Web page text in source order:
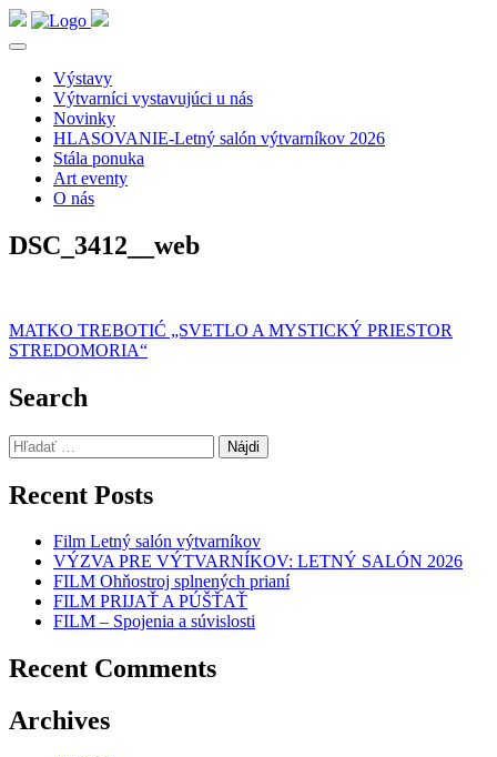
Výstavy
Výtvarníci vystavujúci u nás
Novinky
HLASOVANIE-Letný salón výtvarníkov 2026
Stála ponuka
Art eventy
O nás
DSC_3412__web
Navigácia
v
článku
MATKO TREBOTIĆ „SVETLO A MYSTICKÝ PRIESTOR
STREDOMORIA“
Search
Hľadať:
Recent Posts
Film Letný salón výtvarníkov
VÝZVA PRE VÝTVARNÍKOV: LETNÝ SALÓN 2026
FILM Ohňostroj splnených prianí
FILM PRIJAŤ A PÚŠŤAŤ
FILM – Spojenia a súvislosti
Recent Comments
Archives